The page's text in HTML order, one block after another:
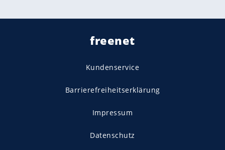
freenet
Kundenservice
Barrierefreiheitserklärung
Impressum
Datenschutz